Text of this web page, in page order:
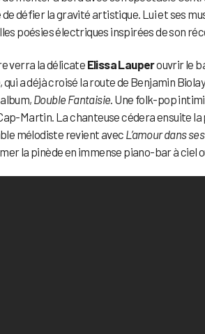
défier la gravité artistique. Lui et ses
poésies électriques inspirées de son
verra la délicate Elissa Lauperouvrir le
qui a déjà croisé la route de Benjamin
Double Fantaisie . Une folk-pop
Martin. La chanteuse cédera ensuite la
mélodiste revient avec L’amour dans
la pinède en immense piano-bar à ciel